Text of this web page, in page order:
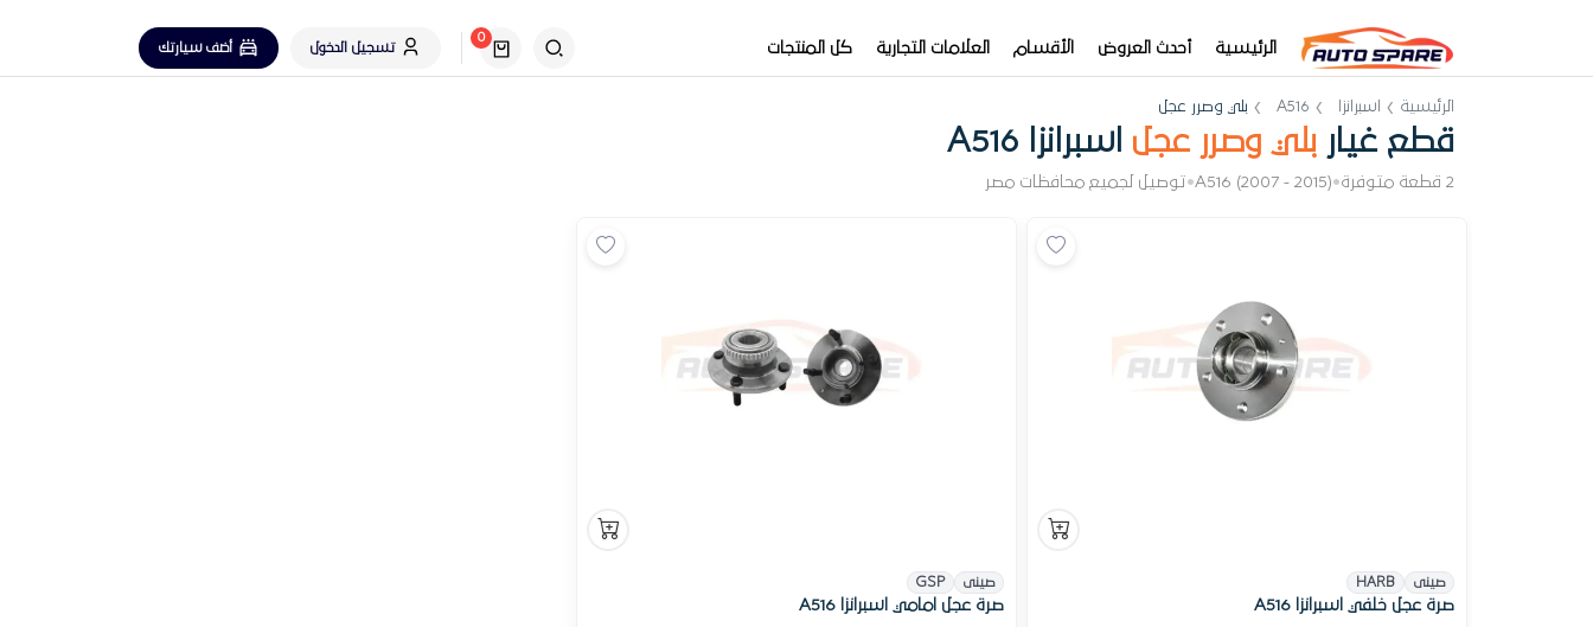
الرئيسية أحدث العروض الأقسام العلامات التجارية كل المنتجات
0
تسجيل الدخول
أضف سيارتك
الرئيسية اسبرانزا A516 بلي وصرر عجل
قطع غيار بلي وصرر عجل اسبرانزا A516
2 قطعة متوفرة •
A516 (2007 - 2015)
•توصيل لجميع محافظات مصر
صينى HARB
صرة عجل خلفي اسبرانزا A516
صينى GSP
صرة عجل امامي اسبرانزا A516